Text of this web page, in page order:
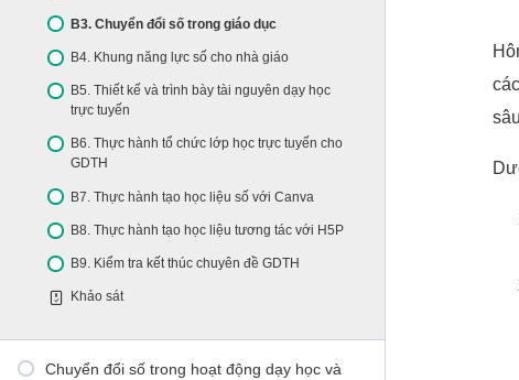
2.1. Thiết kế và trình bày tài nguyên dạy học
GDMN
Editor Windows 10
B3. Chuyển đổi số trong giáo dục
B4. Khung năng lực số cho nhà giáo
B5. Thiết kế và trình bày tài nguyên dạy học
trực tuyến
B6. Thực hành tổ chức lớp học trực tuyến cho
GDTH
B7. Thực hành tạo học liệu số với Canva
B8. Thực hành tạo học liệu tương tác với H5P
B9. Kiểm tra kết thúc chuyên đề GDTH
Khảo sát
Chuyển đổi số trong hoạt động dạy học và